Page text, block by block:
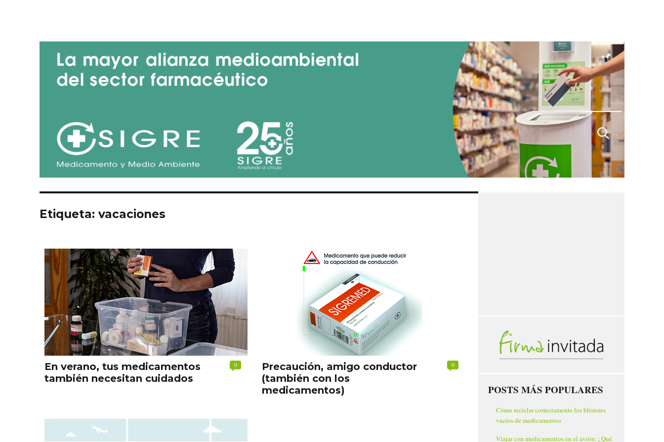
Buscar
por:
Etiqueta:vacaciones
En verano, tus medicamentos
también necesitan cuidados
0
Precaución, amigo conductor
(también con los
medicamentos)
0
POSTS MÁS POPULARES
Cómo reciclar correctamente los blísteres
vacíos de medicamentos
Viajar con medicamentos en el avión: ¿Qué